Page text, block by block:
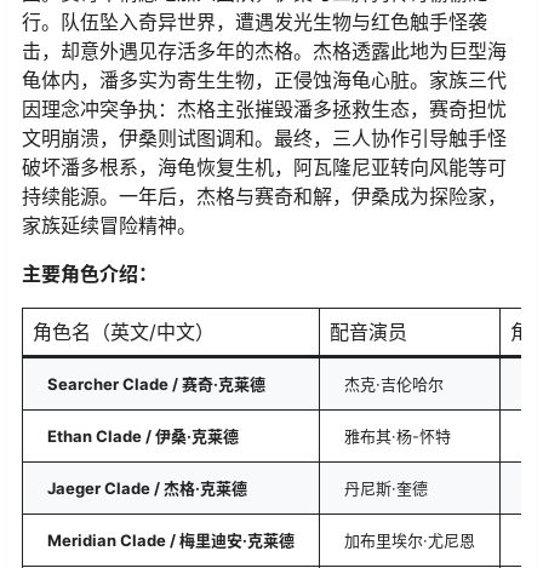
行。队伍坠入奇异世界，遭遇发光生物与红色触手怪袭
击，却意外遇见存活多年的杰格。杰格透露此地为巨型海
龟体内，潘多实为寄生生物，正侵蚀海龟心脏。家族三代
因理念冲突争执：杰格主张摧毁潘多拯救生态，赛奇担忧
文明崩溃，伊桑则试图调和。最终，三人协作引导触手怪
破坏潘多根系，海龟恢复生机，阿瓦隆尼亚转向风能等可
持续能源。一年后，杰格与赛奇和解，伊桑成为探险家，
家族延续冒险精神。 ​
主要角色介绍：​
角色名（英文/中文） 配音演员 角
​Searcher Clade / 赛奇·克莱德​ 杰克·吉伦哈尔
​Ethan Clade / 伊桑·克莱德​ 雅布其·杨-怀特
​Jaeger Clade / 杰格·克莱德​ 丹尼斯·奎德
​Meridian Clade / 梅里迪安·克莱德​ 加布里埃尔·尤尼恩